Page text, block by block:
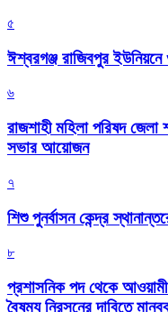
৫
ঈশ্বরগঞ্জ রাজিবপুর ইউনিয়নে
৬
রাজশাহী মহিলা পরিষদ
সভার আয়োজন
৭
শিশু পুনর্বাসন কেন্দ্র
৮
প্রশাসনিক পদ থেকে
বৈষম্য নিরসনের দাবিতে